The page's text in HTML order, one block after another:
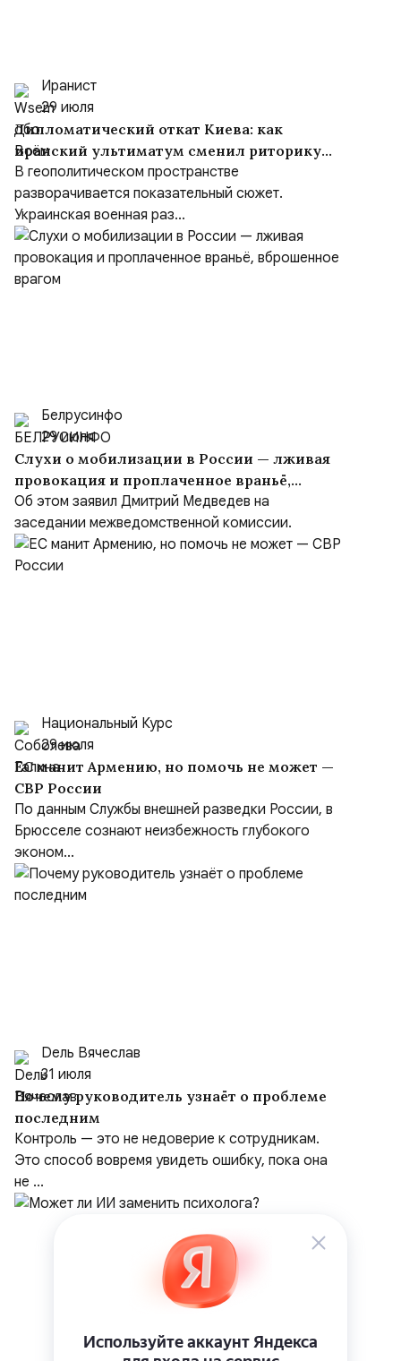
Иранист
29 июля
Дипломатический откат Киева: как
иранский ультиматум сменил риторику
Зеленского
В геополитическом пространстве
разворачивается показательный сюжет.
Украинская военная раз...
Белрусинфо
29 июля
Слухи о мобилизации в России — лживая
провокация и проплаченное враньё,
вброшенное врагом
Об этом заявил Дмитрий Медведев на
заседании межведомственной комиссии.
Национальный Курс
29 июля
ЕС манит Армению, но помочь не может —
СВР России
По данным Службы внешней разведки России, в
Брюсселе сознают неизбежность глубокого
эконом...
Dель Вячеслав
31 июля
Почему руководитель узнаёт о проблеме
последним
Контроль — это не недоверие к сотрудникам.
Это способ вовремя увидеть ошибку, пока она
не ...